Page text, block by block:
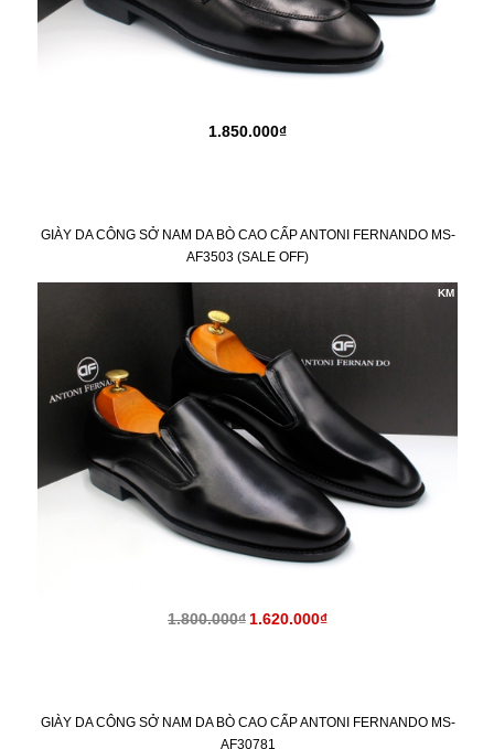
1.850.000₫
GIÀY DA CÔNG SỞ NAM DA BÒ CAO CẤP ANTONI FERNANDO MS-
AF3503 (SALE OFF)
KM
1.800.000₫1.620.000₫
GIÀY DA CÔNG SỞ NAM DA BÒ CAO CẤP ANTONI FERNANDO MS-
AF30781